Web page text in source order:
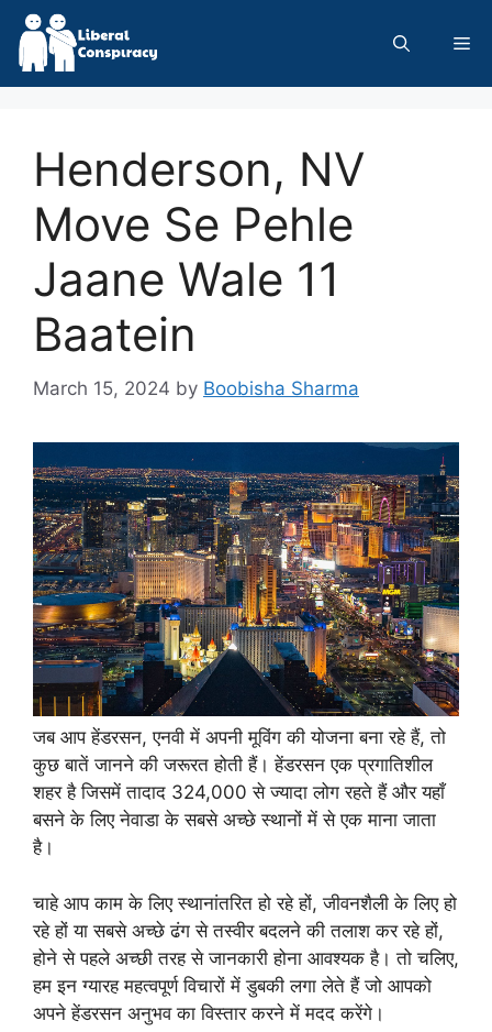
Skip
content
Henderson, NV
Move Se Pehle
Jaane Wale 11
Baatein
March 15, 2024 by Boobisha Sharma
जब आप हेंडरसन, एनवी में अपनी मूविंग की योजना बना रहे हैं, तो
कुछ बातें जानने की जरूरत होती हैं। हेंडरसन एक प्रगातिशील
शहर है जिसमें तादाद 324,000 से ज्यादा लोग रहते हैं और यहाँ
बसने के लिए नेवाडा के सबसे अच्छे स्थानों में से एक माना जाता
है।
चाहे आप काम के लिए स्थानांतरित हो रहे हों, जीवनशैली के लिए हो
रहे हों या सबसे अच्छे ढंग से तस्वीर बदलने की तलाश कर रहे हों,
होने से पहले अच्छी तरह से जानकारी होना आवश्यक है। तो चलिए,
हम इन ग्यारह महत्वपूर्ण विचारों में डुबकी लगा लेते हैं जो आपको
अपने हेंडरसन अनुभव का विस्तार करने में मदद करेंगे।